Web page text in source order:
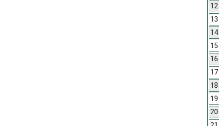
12
13
14
15
16
17
18
19
20